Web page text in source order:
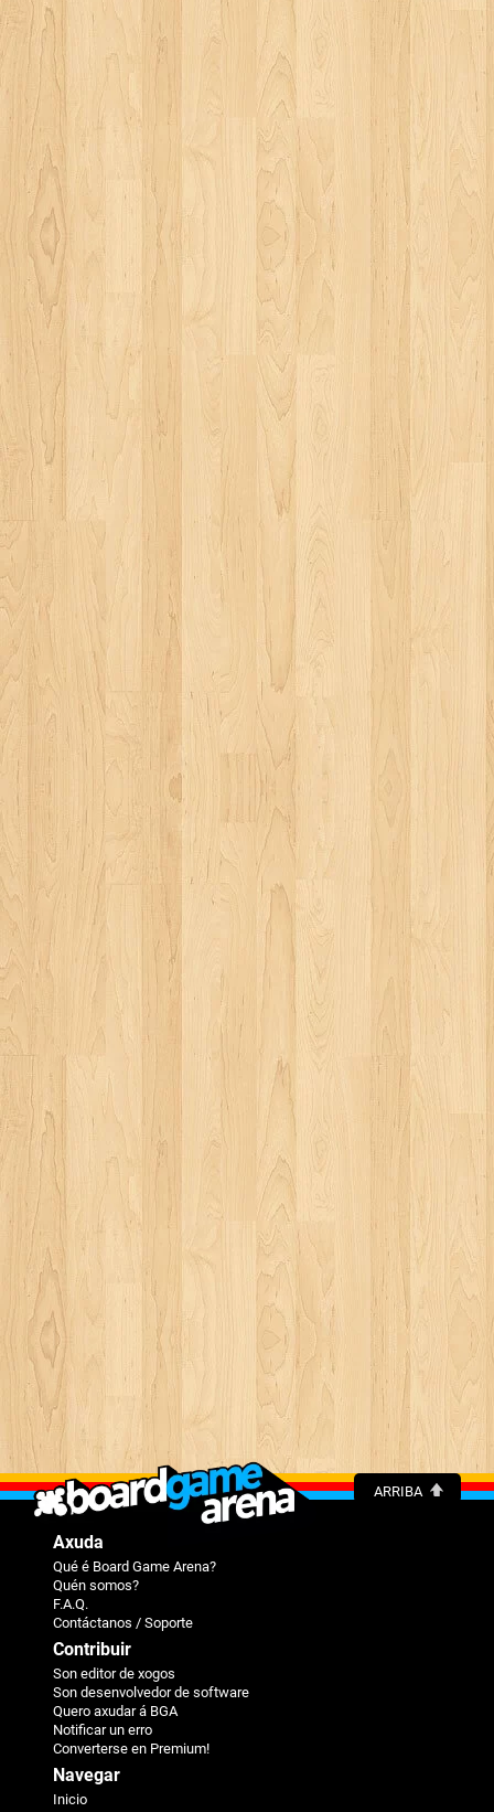
ARRIBA
Axuda
Qué é Board Game Arena?
Quén somos?
F.A.Q.
Contáctanos / Soporte
Contribuir
Son editor de xogos
Son desenvolvedor de software
Quero axudar á BGA
Notificar un erro
Converterse en Premium!
Navegar
Inicio